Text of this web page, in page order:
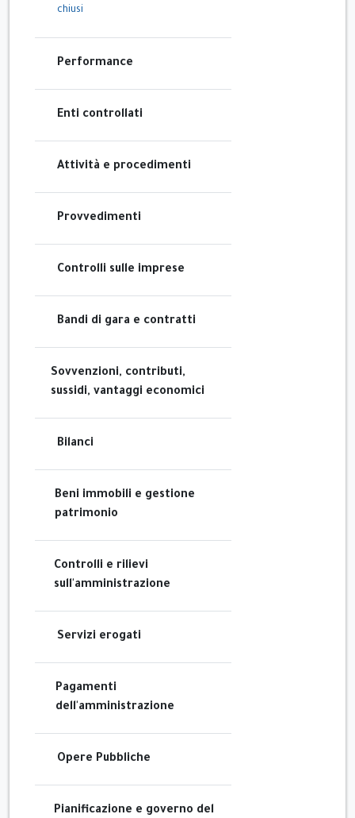
chiusi
Performance
Enti controllati
Attività e procedimenti
Provvedimenti
Controlli sulle imprese
Bandi di gara e contratti
Sovvenzioni, contributi,
sussidi, vantaggi economici
Bilanci
Beni immobili e gestione
patrimonio
Controlli e rilievi
sull'amministrazione
Servizi erogati
Pagamenti
dell'amministrazione
Opere Pubbliche
Pianificazione e governo del